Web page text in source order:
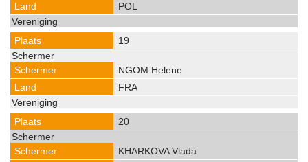
POL
19
NGOM Helene
FRA
20
KHARKOVA Vlada